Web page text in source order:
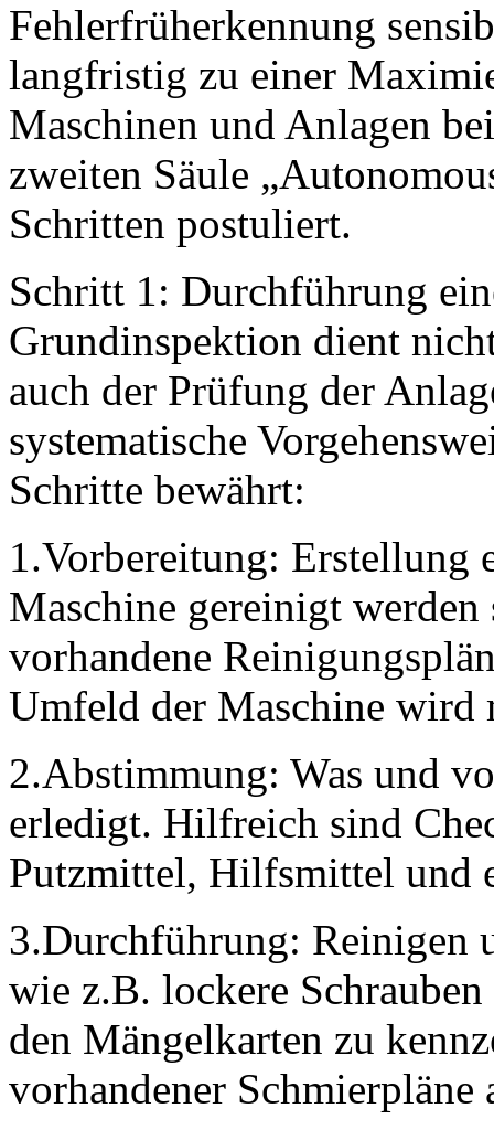
Fehlerfrüherkennung
langfristig zu einer
Maschinen und Anlagen
zweiten Säule
Schritten postuliert.
Schritt 1: Durchführung
Grundinspektion dient
auch der Prüfung der
systematische
Schritte bewährt:
1.Vorbereitung: Erstellung
Maschine gereinigt
vorhandene
Umfeld der Maschine wird
2.Abstimmung: Was und
erledigt. Hilfreich sind
Putzmittel, Hilfsmittel und
3.Durchführung: Reinigen
wie z.B. lockere
den Mängelkarten zu
vorhandener Schmierpläne